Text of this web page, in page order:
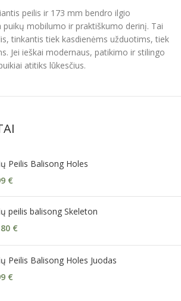
peilis ir 173 mm bendro ilgio
puikų mobilumo ir praktiškumo derinį. Tai
tinkantis tiek kasdienėms užduotims, tiek
Jei ieškai modernaus, patikimo ir stilingo
atitiks lūkesčius.
Peilis Balisong Holes
€
peilis balisong Skeleton
€
Peilis Balisong Holes Juodas
€